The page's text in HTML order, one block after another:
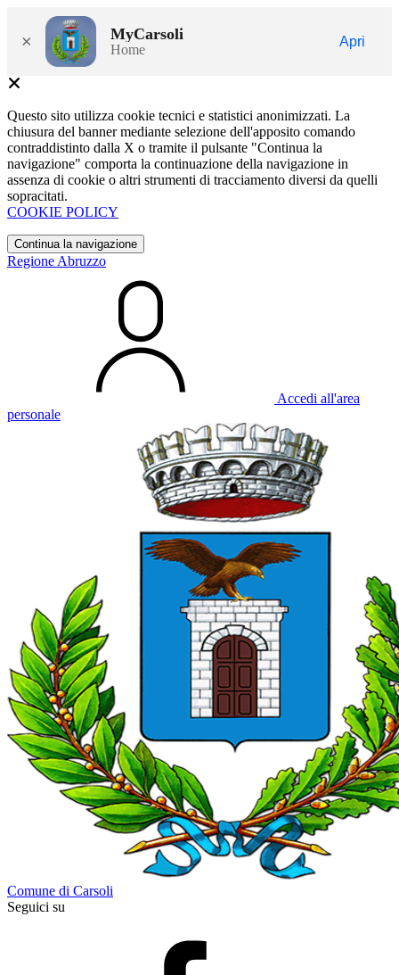
× MyCarsoli
Home
Apri
Questo sito utilizza cookie tecnici e statistici anonimizzati. La
chiusura del banner mediante selezione dell'apposito comando
contraddistinto dalla X o tramite il pulsante "Continua la
navigazione" comporta la continuazione della navigazione in
assenza di cookie o altri strumenti di tracciamento diversi da quelli
sopracitati.
COOKIE POLICY
Continua la navigazione
Regione Abruzzo
Accedi all'area
personale
Comune di Carsoli
Seguici su